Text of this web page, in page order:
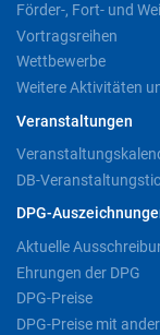
Förder-, Fort- und
Vortragsreihen
Wettbewerbe
Weitere Aktivitäten
Veranstaltungen
DB-
DPG-
Aktuelle
Ehrungen der DPG
DPG-Preise
DPG-Preise mit